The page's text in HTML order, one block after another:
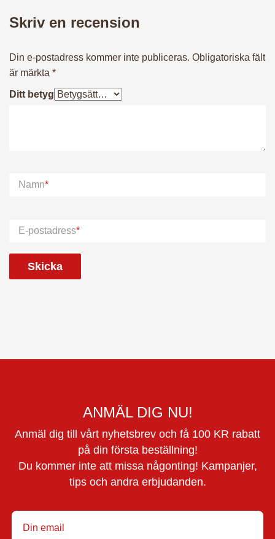
Skriv en recension
Din e-postadress kommer inte publiceras. Obligatoriska fält
är märkta *
Ditt betyg
Namn*
E-postadress*
ANMÄL DIG NU!
Anmäl dig till vårt nyhetsbrev och få 100 KR rabatt
på din första beställning!
Du kommer inte att missa någonting! Kampanjer,
tips och andra erbjudanden.